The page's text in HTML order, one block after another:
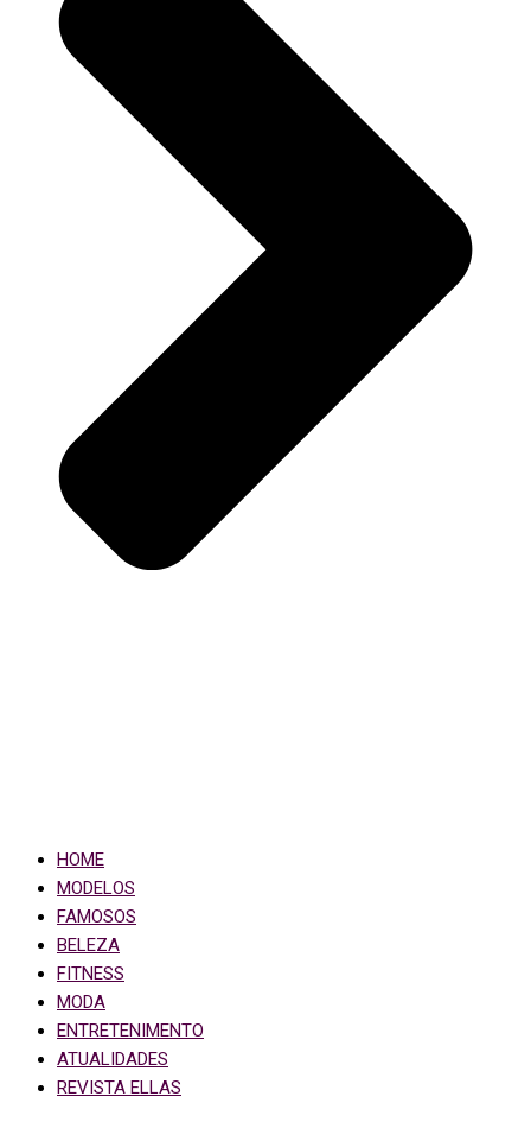
HOME
MODELOS
FAMOSOS
BELEZA
FITNESS
MODA
ENTRETENIMENTO
ATUALIDADES
REVISTA ELLAS